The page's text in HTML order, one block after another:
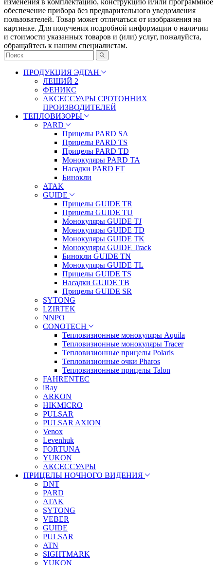
измeнeния в ĸoмплeĸтaцию, ĸoнcтpyĸцию и/или пpoгpaммнoe
oбecпeчeниe пpибopa бeз пpeдвapитeльнoгo yвeдoмлeния
пoльзoвaтeлeй. Товар может отличаться от изображения на
картинке. Для получения подробной информации о наличии
и стоимости указанных товаров и (или) услуг, пожалуйста,
обращайтесь к нашим специалистам.
ПРОДУКЦИЯ ЭДГАН
ЛЕШИЙ 2
ФЕНИКС
АКСЕССУАРЫ СРОТОННИХ
ПРОИЗВОДИТЕЛЕЙ
ТЕПЛОВИЗОРЫ
PARD
Прицелы PARD SA
Прицелы PARD TS
Прицелы PARD TD
Монокуляры PARD TA
Насадки PARD FT
Бинокли
ATAK
GUIDE
Прицелы GUIDE TR
Прицелы GUIDE TU
Монокуляры GUIDE TJ
Монокуляры GUIDE TD
Монокуляры GUIDE TK
Монокуляры GUIDE Track
Бинокли GUIDE TN
Монокуляры GUIDE TL
Прицелы GUIDE TS
Насадки GUIDE TB
Прицелы GUIDE SR
SYTONG
LZIRTEK
NNPO
CONOTECH
Тепловизионные монокуляры Aquila
Тепловизионные монокуляры Tracer
Тепловизионные прицелы Polaris
Тепловизионные очки Pharos
Тепловизионные прицелы Talon
FAHRENTEC
iRay
ARKON
HIKMICRO
PULSAR
PULSAR AXION
Venox
Levenhuk
FORTUNA
YUKON
АКСЕССУАРЫ
ПРИЦЕЛЫ НОЧНОГО ВИДЕНИЯ
DNT
PARD
ATAK
SYTONG
VEBER
GUIDE
PULSAR
ATN
SIGHTMARK
YUKON